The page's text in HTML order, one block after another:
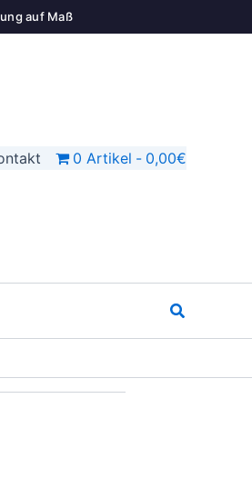
auf Maß
0 Artikel 0,00€
Suchen